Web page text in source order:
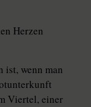
Herzen
ist, wenn man
Viertel, einer